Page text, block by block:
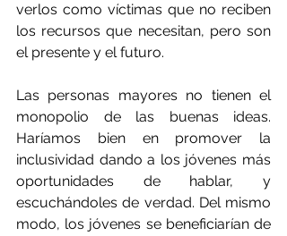
verlos como víctimas que no reciben
los recursos que necesitan, pero son
el presente y el futuro.
Las personas mayores no tienen el
monopolio de las buenas ideas.
Haríamos bien en promover la
inclusividad dando a los jóvenes más
oportunidades de hablar, y
escuchándoles de verdad. Del mismo
modo, los jóvenes se beneficiarían de